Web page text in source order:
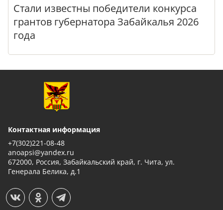
Стали известны победители конкурса
грантов губернатора Забайкалья 2026
года
Контактная информация
+7(302)221-08-48
anoapsi@yandex.ru
672000, Россия, Забайкальский край, г. Чита, ул.
Генерала Белика, д.1